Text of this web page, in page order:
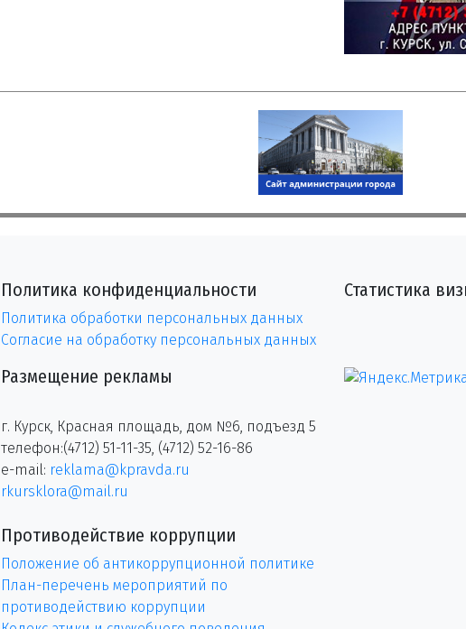
Политика конфиденциальности
Политика обработки персональных данных
Согласие на обработку персональных данных
Размещение рекламы
г. Курск, Красная площадь, дом №6, подъезд 5
телефон:(4712) 51-11-35, (4712) 52-16-86
e-mail: reklama@kpravda.ru
rkursklora@mail.ru
Противодействие коррупции
Положение об антикоррупционной политике
План-перечень мероприятий по
противодействию коррупции
Статистика